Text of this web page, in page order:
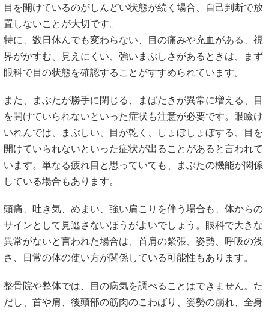
目を開けているのがしんどい状態が続く場合、自己判断で放
置しないことが大切です。
特に、数日休んでも変わらない、目の痛みや充血がある、視
界がかすむ、見えにくい、強いまぶしさがあるときは、まず
眼科で目の状態を確認することがすすめられています。
また、まぶたが勝手に閉じる、まばたきが異常に増える、目
を開けていられないといった症状も注意が必要です。眼瞼け
いれんでは、まぶしい、目が乾く、しょぼしょぼする、目を
開けていられないといった症状が出ることがあると言われて
います。単なる疲れ目と思っていても、まぶたの機能が関係
している場合もあります。
頭痛、吐き気、めまい、強い肩こりを伴う場合も、体からの
サインとして見逃さないほうがよいでしょう。眼科で大きな
異常がないと言われた場合は、首肩の緊張、姿勢、呼吸の浅
さ、日常の体の使い方が関係している可能性もあります。
整骨院や整体では、目の病気を調べることはできません。た
だし、首や肩、後頭部の筋肉のこわばり、姿勢の崩れ、全身